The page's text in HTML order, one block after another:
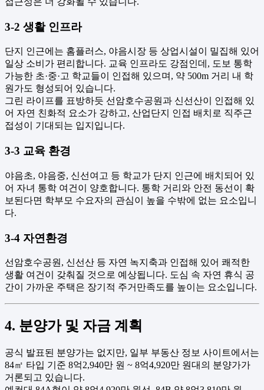
3-2 생활 인프라
단지 인근에는 홈플러스, 야음시장 등 상업시설이 밀집해 있어
일상 소비가 편리합니다. 교육 인프라도 강점인데, 도보 통학
가능한 초·중·고 학교들이 인접해 있으며, 약 500m 거리 내 학
원가도 형성되어 있습니다.
그린 라이프를 표방하듯 선암호수공원과 신선산이 인접해 있
어 자연 친화적 요소가 강하고, 산업단지 인접 배치로 직주근
접성이 기대되는 입지입니다.
3-3 교육 환경
야음초, 야음중, 신선여고 등 학교가 단지 인근에 배치되어 있
어 자녀 통학 여건이 양호합니다. 통학 거리와 안전 동선이 확
보된다면 학부모 수요자의 관심이 높을 수밖에 없는 요소입니
다.
3-4 자연환경
선암호수공원, 신선산 등 자연 녹지축과 인접해 있어 쾌적한
생활 여건이 갖춰질 것으로 예상됩니다. 도심 속 자연 휴식 공
간이 가까운 주택은 장기적 주거만족도를 높이는 요소입니다.
4. 분양가 및 자금 계획
공식 발표된 분양가는 없지만, 일부 부동산 정보 사이트에서는
84㎡ 타입 기준 8억2,940만 원 ~ 8억4,920만 원대의 분양가가
거론되고 있습니다.